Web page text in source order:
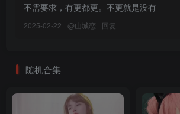
016.Aery Tiefling – Rem Lingerie[96P-137.2M]
015.Aery Tiefling – Rem[50P-5V-281.2M]
013.Aery Tiefling – Power Xmas[66P-91M]
012.Aery Tiefling – Power[76P-1V-376.4M]
011.Aery Tiefling – Nobara Kugisaki[60P-72.6M]
010.Aery Tiefling – Nezuko[50P-95.8M]
不需要求，有更都更。不更就是没有
2025-02-22 @山城恋 回复
随机合集